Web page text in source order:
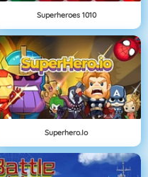
Superheroes 1010
Superhero.io